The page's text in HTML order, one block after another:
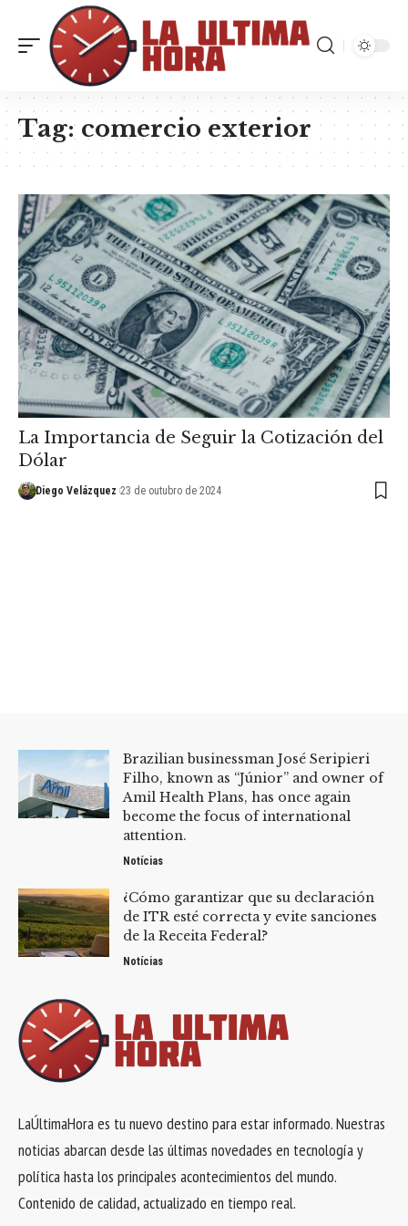
Tag: comercio exterior
La Importancia de Seguir la Cotización del
Dólar
Diego Velázquez 23 de outubro de 2024
Brazilian businessman José Seripieri
Filho, known as “Júnior” and owner of
Amil Health Plans, has once again
become the focus of international
attention.
Notícias
¿Cómo garantizar que su declaración
de ITR esté correcta y evite sanciones
de la Receita Federal?
Notícias
LaÚltimaHora es tu nuevo destino para estar informado. Nuestras
noticias abarcan desde las últimas novedades en tecnología y
política hasta los principales acontecimientos del mundo.
Contenido de calidad, actualizado en tiempo real.